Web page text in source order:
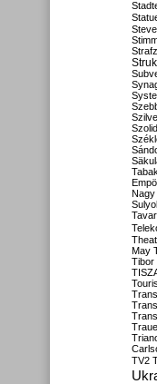
Nagy
May
Tibor
TV2